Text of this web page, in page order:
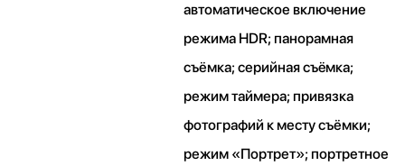
автоматическое включение
режима HDR; панорамная
съёмка; серийная съëмка;
режим таймера; привязка
фотографий к месту съёмки;
режим «Портрет»; портретное